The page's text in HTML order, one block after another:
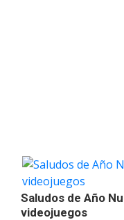
Saludos de Año
videojuegos